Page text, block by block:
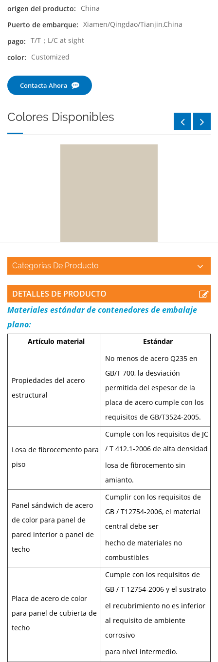
origen del producto:
China
Puerto de embarque: Xiamen/Qingdao/Tianjin,China
pago: T/T；L/C at sight
color:
Customized
Contacta Ahora
Colores Disponibles
Categorías De Producto
DETALLES DE PRODUCTO
Materiales estándar de contenedores de embalaje
plano:
Artículo material Estándar
Propiedades del acero
estructural
No menos de acero Q235 en
GB/T 700, la desviación
permitida del espesor de la
placa de acero cumple con los
requisitos de GB/T3524-2005.
Losa de fibrocemento para
piso
Cumple con los requisitos de JC
/ T 412.1-2006 de alta densidad
losa de fibrocemento sin
amianto.
Panel sándwich de acero
de color para panel de
pared interior o panel de
techo
Cumplir con los requisitos de
GB / T12754-2006, el material
central debe ser
hecho de materiales no
combustibles
Placa de acero de color
para panel de cubierta de
techo
Cumple con los requisitos de
GB / T 12754-2006 y el sustrato
el recubrimiento no es inferior
al requisito de ambiente
corrosivo
para nivel intermedio.